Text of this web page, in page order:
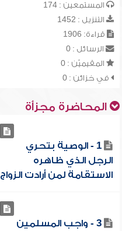
المستمعين : 174
التنزيل : 1452
قراءة: 1906
الرسائل : 0
المقيميّن : 0
في خزائن : 0
المحاضرة مجزأة
1 - الوصية بتحري
الرجل الذي ظاهره
الاستقامة لمن أرادت الزواج
3 - واجب المسلمين